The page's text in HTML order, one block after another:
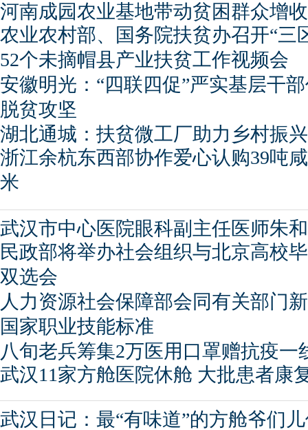
河南成园农业基地带动贫困群众增
农业农村部、国务院扶贫办召开“三
52个未摘帽县产业扶贫工作视频会
安徽明光：“四联四促”严实基层干
脱贫攻坚
湖北通城：扶贫微工厂助力乡村振兴
浙江余杭东西部协作爱心认购39吨
米
武汉市中心医院眼科副主任医师朱
民政部将举办社会组织与北京高校
双选会
人力资源社会保障部会同有关部门
国家职业技能标准
八旬老兵筹集2万医用口罩赠抗疫一
武汉11家方舱医院休舱 大批患者康
武汉日记：最“有味道”的方舱爷们